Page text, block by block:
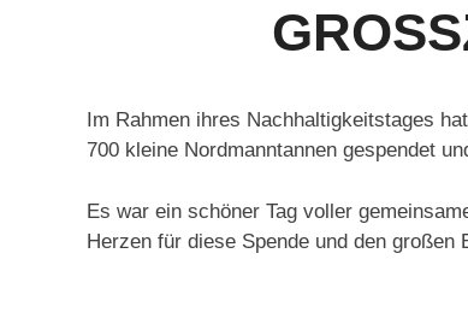
Im Rahmen ihres Nachhaltigkeitstages
700 kleine Nordmanntannen gespendet
Es war ein schöner Tag voller
Herzen für diese Spende und den großen